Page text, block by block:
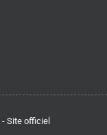
- Site officiel